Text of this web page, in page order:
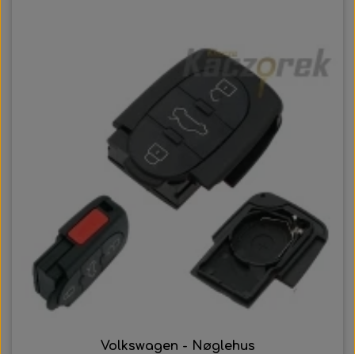
Volkswagen - Nøglehus